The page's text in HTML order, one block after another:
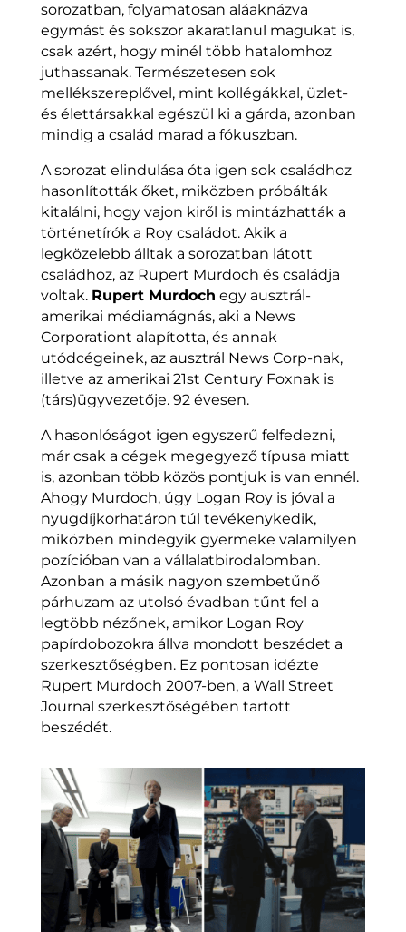
sorozatban, folyamatosan aláaknázva
egymást és sokszor akaratlanul magukat is,
csak azért, hogy minél több hatalomhoz
juthassanak. Természetesen sok
mellékszereplővel, mint kollégákkal, üzlet-
és élettársakkal egészül ki a gárda, azonban
mindig a család marad a fókuszban.
A sorozat elindulása óta igen sok családhoz
hasonlították őket, miközben próbálták
kitalálni, hogy vajon kiről is mintázhatták a
történetírók a Roy családot. Akik a
legközelebb álltak a sorozatban látott
családhoz, az Rupert Murdoch és családja
voltak. Rupert Murdoch egy ausztrál-
amerikai médiamágnás, aki a News
Corporationt alapította, és annak
utódcégeinek, az ausztrál News Corp-nak,
illetve az amerikai 21st Century Foxnak is
(társ)ügyvezetője. 92 évesen.
A hasonlóságot igen egyszerű felfedezni,
már csak a cégek megegyező típusa miatt
is, azonban több közös pontjuk is van ennél.
Ahogy Murdoch, úgy Logan Roy is jóval a
nyugdíjkorhatáron túl tevékenykedik,
miközben mindegyik gyermeke valamilyen
pozícióban van a vállalatbirodalomban.
Azonban a másik nagyon szembetűnő
párhuzam az utolsó évadban tűnt fel a
legtöbb nézőnek, amikor Logan Roy
papírdobozokra állva mondott beszédet a
szerkesztőségben. Ez pontosan idézte
Rupert Murdoch 2007-ben, a Wall Street
Journal szerkesztőségében tartott
beszédét.